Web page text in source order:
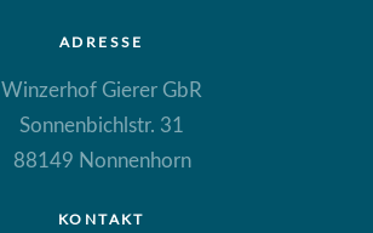
ADRESSE
Winzerhof Gierer GbR
Sonnenbichlstr. 31
88149 Nonnenhorn
KONTAKT